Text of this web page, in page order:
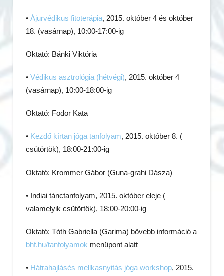
• Ájurvédikus fitoterápia, 2015. október 4 és október
18. (vasárnap), 10:00-17:00-ig
Oktató: Bánki Viktória
• Védikus asztrológia (hétvégi), 2015. október 4
(vasárnap), 10:00-18:00-ig
Oktató: Fodor Kata
• Kezdő kírtan jóga tanfolyam, 2015. október 8. (
csütörtök), 18:00-21:00-ig
Oktató: Krommer Gábor (Guna-grahi Dásza)
• Indiai tánctanfolyam, 2015. október eleje (
valamelyik csütörtök), 18:00-20:00-ig
Oktató: Tóth Gabriella (Garima) bővebb információ a
bhf.hu/tanfolyamok menüpont alatt
• Hátrahajlásés mellkasnyitás jóga workshop, 2015.